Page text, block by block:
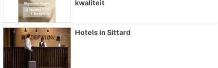
kwaliteit
Hotels in Sittard